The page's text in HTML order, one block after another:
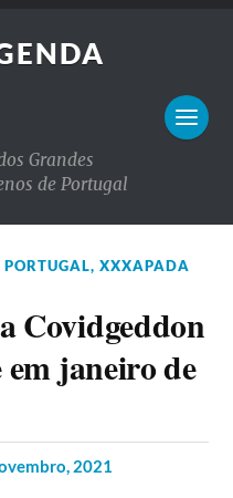
Grandes
de Portugal
PORTUGAL,XXXAPADA
Covidgeddon
janeiro de
2021